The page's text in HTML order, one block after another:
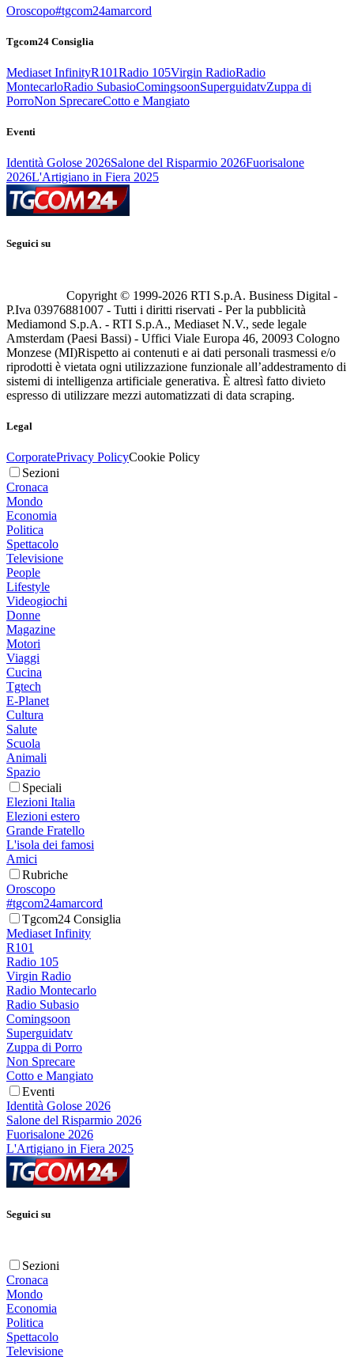
Oroscopo#tgcom24amarcord
Tgcom24 Consiglia
Mediaset InfinityR101Radio 105Virgin RadioRadio
MontecarloRadio SubasioComingsoonSuperguidatvZuppa di
PorroNon SprecareCotto e Mangiato
Eventi
Identità Golose 2026Salone del Risparmio 2026Fuorisalone
2026L'Artigiano in Fiera 2025
Seguici su
Copyright © 1999-2026 RTI S.p.A. Business Digital -
P.Iva 03976881007 - Tutti i diritti riservati - Per la pubblicità
Mediamond S.p.A. - RTI S.p.A., Mediaset N.V., sede legale
Amsterdam (Paesi Bassi) - Uffici Viale Europa 46, 20093 Cologno
Monzese (MI)Rispetto ai contenuti e ai dati personali trasmessi e/o
riprodotti è vietata ogni utilizzazione funzionale all’addestramento di
sistemi di intelligenza artificiale generativa. È altresì fatto divieto
espresso di utilizzare mezzi automatizzati di data scraping.
Legal
CorporatePrivacy PolicyCookie Policy
Sezioni
Cronaca
Mondo
Economia
Politica
Spettacolo
Televisione
People
Lifestyle
Videogiochi
Donne
Magazine
Motori
Viaggi
Cucina
Tgtech
E-Planet
Cultura
Salute
Scuola
Animali
Spazio
Speciali
Elezioni Italia
Elezioni estero
Grande Fratello
L'isola dei famosi
Amici
Rubriche
Oroscopo
#tgcom24amarcord
Tgcom24 Consiglia
Mediaset Infinity
R101
Radio 105
Virgin Radio
Radio Montecarlo
Radio Subasio
Comingsoon
Superguidatv
Zuppa di Porro
Non Sprecare
Cotto e Mangiato
Eventi
Identità Golose 2026
Salone del Risparmio 2026
Fuorisalone 2026
L'Artigiano in Fiera 2025
Seguici su
Sezioni
Cronaca
Mondo
Economia
Politica
Spettacolo
Televisione